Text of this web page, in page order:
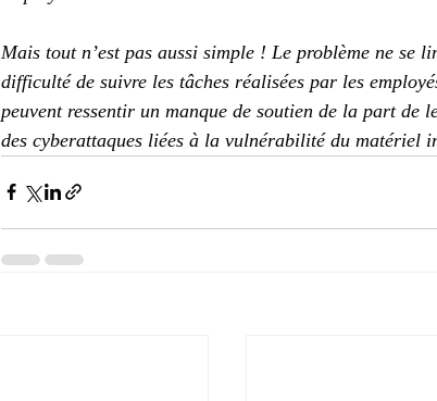
Mais tout n’est pas aussi simple ! Le problème ne se
difficulté de suivre les tâches réalisées par les
peuvent ressentir un manque de soutien de la part de
des cyberattaques liées à la vulnérabilité du matériel